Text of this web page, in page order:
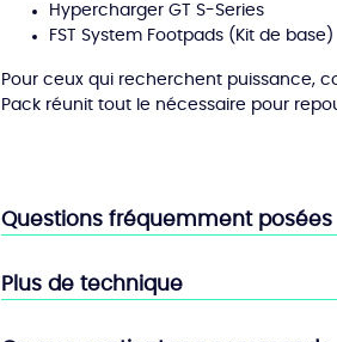
Hypercharger GT S-Series
FST System Footpads (Kit de base)
Pour ceux qui recherchent puissance,
Pack réunit tout le nécessaire pour
Questions fréquemment posées
Plus de technique